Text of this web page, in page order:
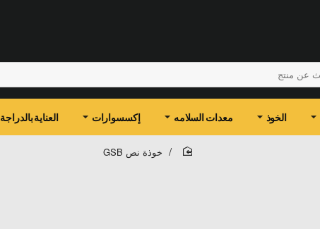
الخوذ معدات السلامه إكسسوارات العناية بالدراجة
خوذة نص GSB